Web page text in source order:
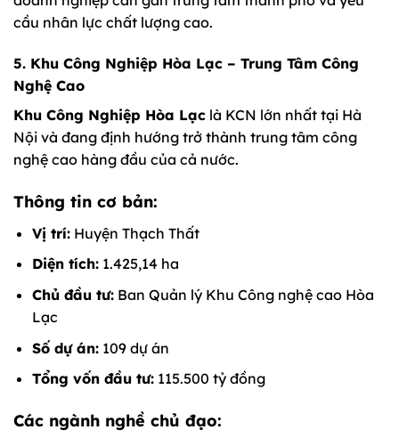
cầu nhân lực chất lượng cao.
5. Khu Công Nghiệp Hòa Lạc – Trung Tâm Công
Nghệ Cao
Khu Công Nghiệp Hòa Lạc là KCN lớn nhất tại Hà
Nội và đang định hướng trở thành trung tâm công
nghệ cao hàng đầu của cả nước.
Thông tin cơ bản:
Vị trí:Huyện Thạch Thất
Diện tích:1.425,14 ha
Chủ đầu tư:Ban Quản lý Khu Công nghệ cao Hòa
Lạc
Số dự án:109 dự án
Tổng vốn đầu tư:115.500 tỷ đồng
Các ngành nghề chủ đạo: